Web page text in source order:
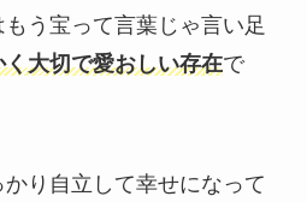
う宝って言葉じゃ言い足
く大切で愛おしい存在で
り自立して幸せになって